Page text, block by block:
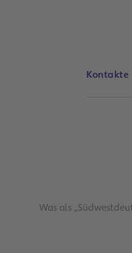
Kontakte
Was als